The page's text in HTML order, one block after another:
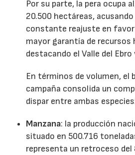
Por su parte, la pera ocupa
20.500 hectáreas,
constante reajuste en
mayor garantía de recursos
destacando el Valle del Ebro
En términos de volumen, el
campaña consolida un
dispar entre ambas
Manzana: la producción
situado en 500.716
representa un retroceso